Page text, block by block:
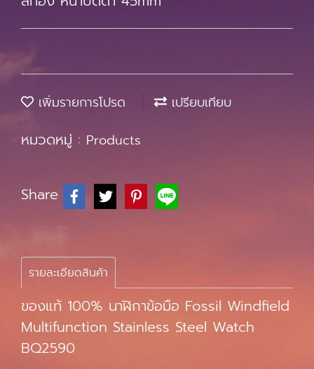
เพิ่มรายการโปรด เปรียบเทียบ
หมวดหมู่ : Products
Share
รายละเอียดสินค้า
ของแท้ 100% นาฬิกาข้อมือ Fossil Windfield
Multifunction Stainless Steel Watch
BQ2590